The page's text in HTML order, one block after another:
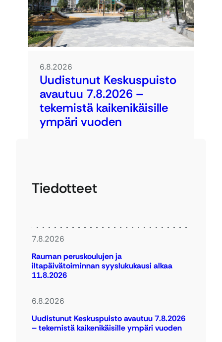
6.8.2026
Uudistunut Keskuspuisto
avautuu 7.8.2026 –
tekemistä kaikenikäisille
ympäri vuoden
Tiedotteet
7.8.2026
Rauman peruskoulujen ja
iltapäivätoiminnan syyslukukausi alkaa
11.8.2026
6.8.2026
Uudistunut Keskuspuisto avautuu 7.8.2026
– tekemistä kaikenikäisille ympäri vuoden